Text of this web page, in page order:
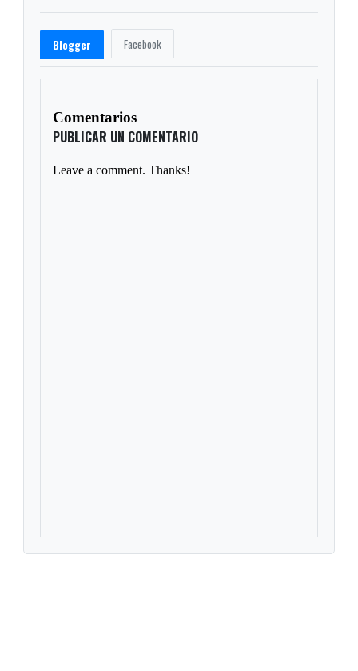
Blogger Facebook
Comentarios
PUBLICAR UN COMENTARIO
Leave a comment. Thanks!